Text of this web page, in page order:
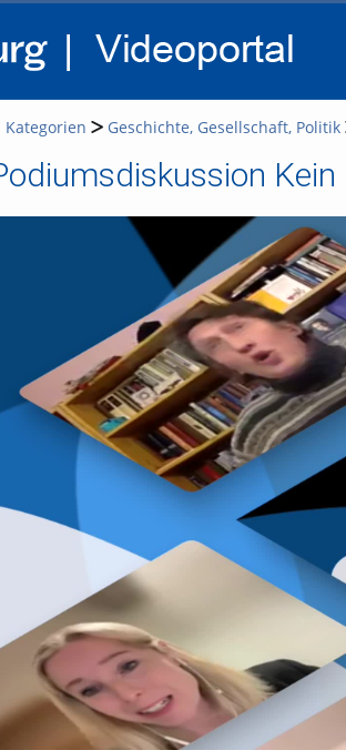
Kategorien Geschichte, Gesellschaft, Politik
Kein